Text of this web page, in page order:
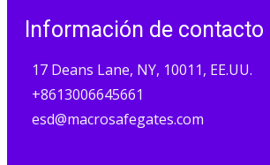
Información de contacto
17 Deans Lane, NY, 10011, EE.UU.
+8613006645661
esd@macrosafegates.com